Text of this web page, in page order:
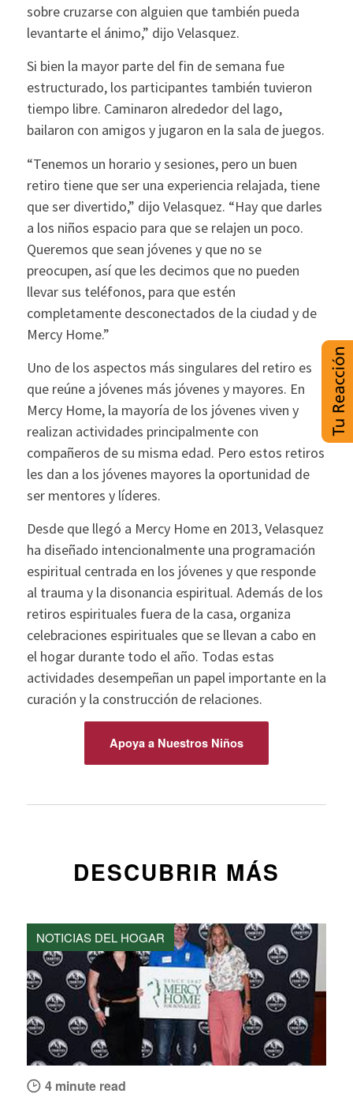
sobre cruzarse con alguien que también pueda
levantarte el ánimo,” dijo Velasquez.
Si bien la mayor parte del fin de semana fue
estructurado, los participantes también tuvieron
tiempo libre. Caminaron alrededor del lago,
bailaron con amigos y jugaron en la sala de juegos.
“Tenemos un horario y sesiones, pero un buen
retiro tiene que ser una experiencia relajada, tiene
que ser divertido,” dijo Velasquez. “Hay que darles
a los niños espacio para que se relajen un poco.
Queremos que sean jóvenes y que no se
preocupen, así que les decimos que no pueden
llevar sus teléfonos, para que estén
completamente desconectados de la ciudad y de
Mercy Home.”
Uno de los aspectos más singulares del retiro es
que reúne a jóvenes más jóvenes y mayores. En
Mercy Home, la mayoría de los jóvenes viven y
realizan actividades principalmente con
compañeros de su misma edad. Pero estos retiros
les dan a los jóvenes mayores la oportunidad de
ser mentores y líderes.
Desde que llegó a Mercy Home en 2013, Velasquez
ha diseñado intencionalmente una programación
espiritual centrada en los jóvenes y que responde
al trauma y la disonancia espiritual. Además de los
retiros espirituales fuera de la casa, organiza
celebraciones espirituales que se llevan a cabo en
el hogar durante todo el año. Todas estas
actividades desempeñan un papel importante en la
curación y la construcción de relaciones.
Apoya a Nuestros Niños
DESCUBRIR MÁS
NOTICIAS DEL HOGAR
4 minute read